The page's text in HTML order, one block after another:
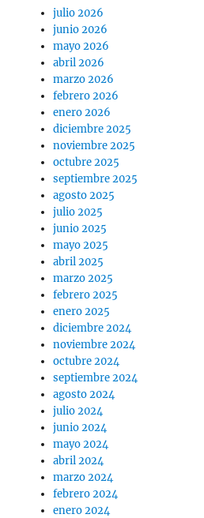
julio 2026
junio 2026
mayo 2026
abril 2026
marzo 2026
febrero 2026
enero 2026
diciembre 2025
noviembre 2025
octubre 2025
septiembre 2025
agosto 2025
julio 2025
junio 2025
mayo 2025
abril 2025
marzo 2025
febrero 2025
enero 2025
diciembre 2024
noviembre 2024
octubre 2024
septiembre 2024
agosto 2024
julio 2024
junio 2024
mayo 2024
abril 2024
marzo 2024
febrero 2024
enero 2024